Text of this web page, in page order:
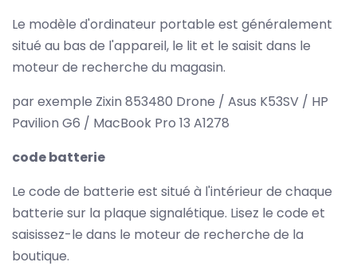
Le modèle d'ordinateur portable est généralement
situé au bas de l'appareil, le lit et le saisit dans le
moteur de recherche du magasin.
par exemple Zixin 853480 Drone / Asus K53SV / HP
Pavilion G6 / MacBook Pro 13 A1278
code batterie
Le code de batterie est situé à l'intérieur de chaque
batterie sur la plaque signalétique. Lisez le code et
saisissez-le dans le moteur de recherche de la
boutique.